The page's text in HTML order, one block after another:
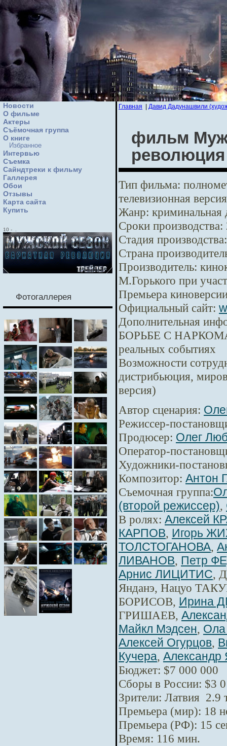
Новости
О фильме
Актеры
Съёмочная группа
О книге
Избранное
Интервью
Cъемка
Сайндтреки к фильму
Галлерея
Обои
Отзывы
Карта сайта
Купить
10 -
Фотогаллерея
Главная Давид Дадунашвили
фильм
революция
Тип фильма:
телевизионная
Жанр: криминальная
Сроки производства:
Стадия производства:
Страна
Производитель:
М.Горького при
Премьера
Официальный сайт:
Дополнительная
БОРЬБЕ С
реальных событиях
Возможности
дистрибьюция,
версия)
Автор сценария:
Режиссер-
Продюсер: Олег
Оператор-
Художники-
Композитор: Антон
Съемочная группа:
(второй режиссер),
В ролях: Алексей
КАРПОВ, Игорь
ТОЛСТОГАНОВА,
ЛИВАНОВ, Петр
Арнис ЛИЦИТИС,
Янданэ, Нацуо
БОРИСОВ, Ирина
ГРИШАЕВ,
Майкл Мэдсен, Ола
Алексей Огурцов,
Кучера, Александр
Бюджет: $7 000 000
Сборы в России: $3
Зрители: Латвия 2.9
Премьера (мир): 18
Премьера (РФ): 15
Время: 116 мин.